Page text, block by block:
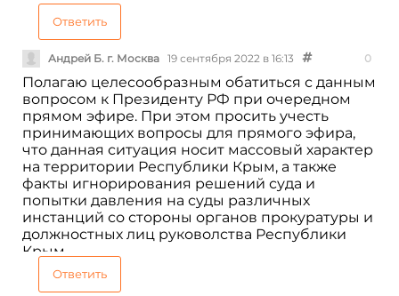
Ответить
Андрей Б. г. Москва 19 сентября 2022 в 16:13 0
Полагаю целесообразным обатиться с данным
вопросом к Президенту РФ при очередном
прямом эфире. При этом просить учесть
принимающих вопросы для прямого эфира,
что данная ситуация носит массовый характер
на территории Республики Крым, а также
факты игнорирования решений суда и
попытки давления на суды различных
инстанций со стороны органов прокуратуры и
должностных лиц руковолства Республики
Крым.
Ответить